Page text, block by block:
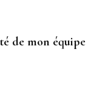
de mon équipe